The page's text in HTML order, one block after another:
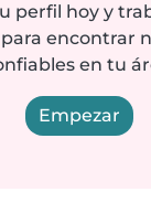
perfil hoy y
encontrar
en tu
Empezar